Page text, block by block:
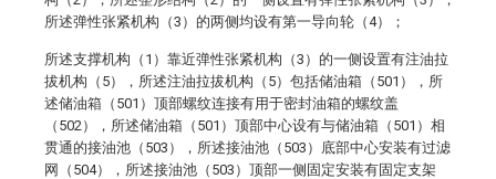
所述弹性张紧机构（3）的两侧均设有第一导向轮（4）；
所述支撑机构（1）靠近弹性张紧机构（3）的一侧设置有注油拉
拔机构（5），所述注油拉拔机构（5）包括储油箱（501），所
述储油箱（501）顶部螺纹连接有用于密封油箱的螺纹盖
（502），所述储油箱（501）顶部中心设有与储油箱（501）相
贯通的接油池（503），所述接油池（503）底部中心安装有过滤
网（504），所述接油池（503）顶部一侧固定安装有固定支架